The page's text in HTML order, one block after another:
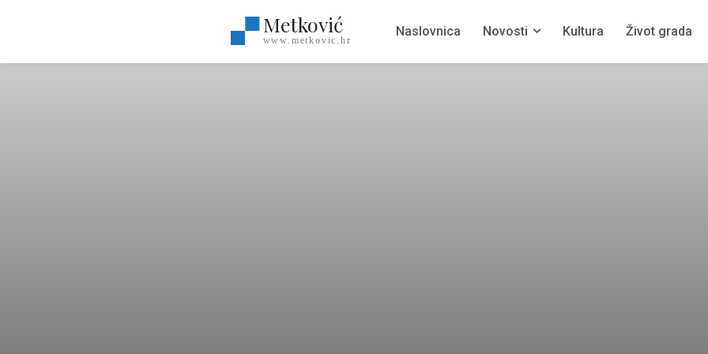
Metković
www.metkovic.hr
Naslovnica Novosti Kultura Život grada